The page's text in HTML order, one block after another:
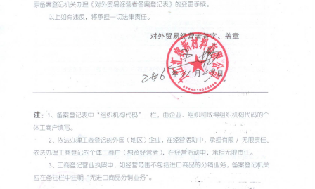
FOREIGN TRADE LICENSE - OPPOSITE